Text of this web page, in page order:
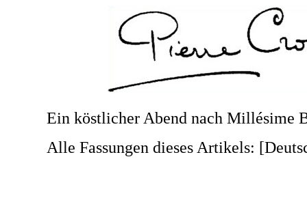
Ein köstlicher Abend nach Millésime
Alle Fassungen dieses Artikels: